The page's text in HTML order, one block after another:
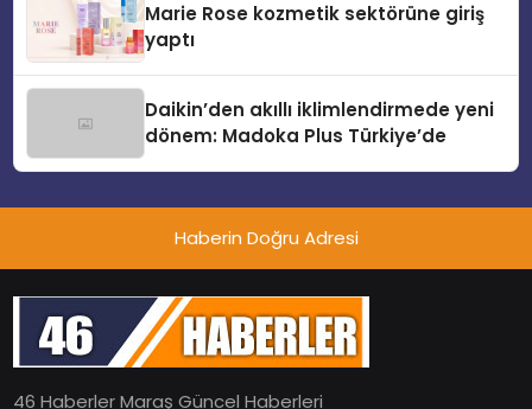
Marie Rose kozmetik sektörüne giriş
yaptı
Daikin’den akıllı iklimlendirmede yeni
dönem: Madoka Plus Türkiye’de
Haberin Doğru Adresi
46 Haberler Maraş Güncel Haberleri